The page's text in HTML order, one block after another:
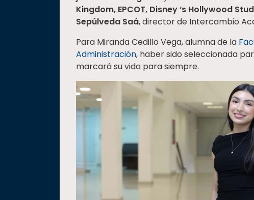
Kingdom, EPCOT, Disney ‘s Hollywood
Sepúlveda Saá, director de Intercambio
Para Miranda Cedillo Vega, alumna de la
Administración, haber sido seleccionada
marcará su vida para siempre.